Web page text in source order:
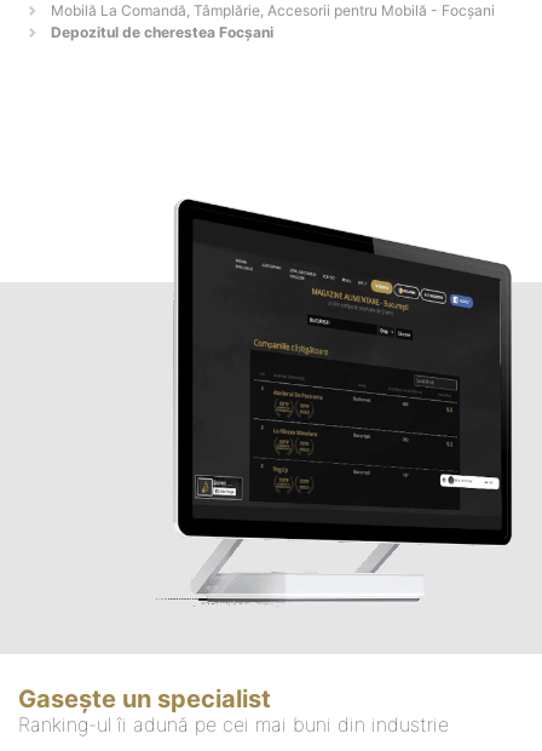
Mobilă La Comandă, Tâmplărie, Accesorii pentru Mobilă - Focşani
Depozitul de cherestea Focșani
Gasește un specialist
Ranking-ul îi adună pe cei mai buni din industrie